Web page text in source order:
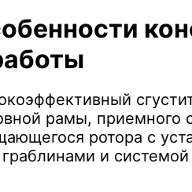
рамы, приемного
ротора с
и системой